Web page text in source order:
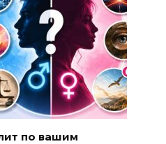
по вашим